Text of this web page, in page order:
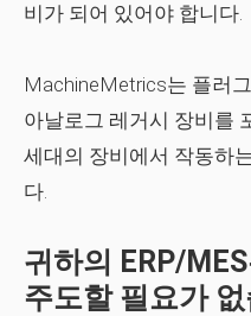
비가 되어 있어야 합니다.
MachineMetrics는 플러
아날로그 레거시 장비를
세대의 장비에서 작동하
다.
귀하의 ERP/
주도할 필요가